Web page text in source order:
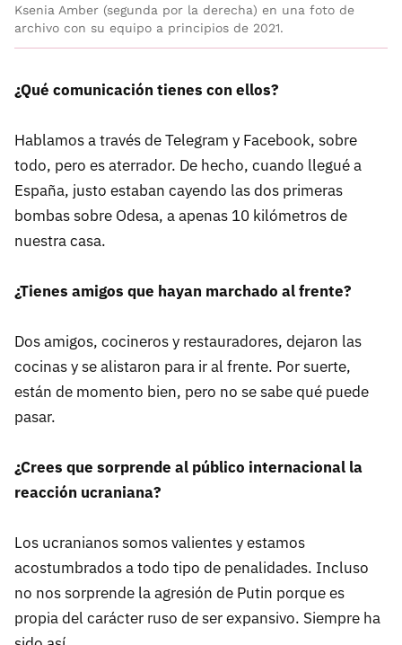
Ksenia Amber (segunda por la derecha) en una foto de
archivo con su equipo a principios de 2021.
¿Qué comunicación tienes con ellos?
Hablamos a través de Telegram y Facebook, sobre
todo, pero es aterrador. De hecho, cuando llegué a
España, justo estaban cayendo las dos primeras
bombas sobre Odesa, a apenas 10 kilómetros de
nuestra casa.
¿Tienes amigos que hayan marchado al frente?
Dos amigos, cocineros y restauradores, dejaron las
cocinas y se alistaron para ir al frente. Por suerte,
están de momento bien, pero no se sabe qué puede
pasar.
¿Crees que sorprende al público internacional la
reacción ucraniana?
Los ucranianos somos valientes y estamos
acostumbrados a todo tipo de penalidades. Incluso
no nos sorprende la agresión de Putin porque es
propia del carácter ruso de ser expansivo. Siempre ha